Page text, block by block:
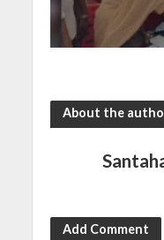
About the
Add Comment